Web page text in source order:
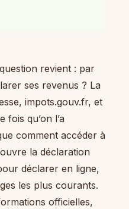
revient : par
ses revenus ? La
impots.gouv.fr, et
fois qu’on l’a
comment accéder à
la déclaration
déclarer en ligne,
les plus courants.
officielles,